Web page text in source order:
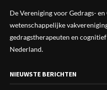
De Vereniging voor Gedrags-
wetenschappelijke vak
gedragstherapeuten en
Nederland.
NIEUWSTE BERICHTEN